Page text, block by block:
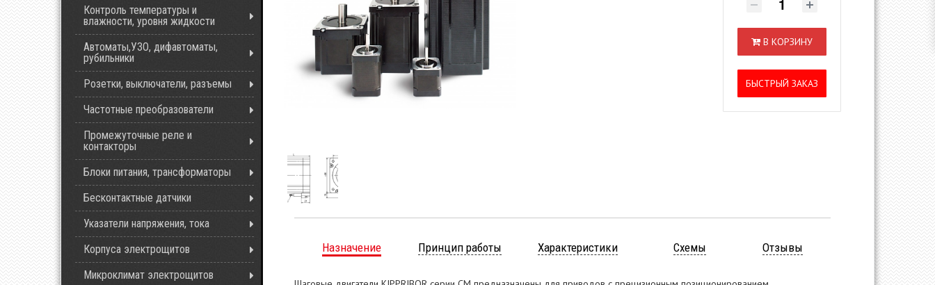
Контроль температуры и
влажности, уровня жидкости
Автоматы,УЗО, дифавтоматы,
рубильники
Розетки, выключатели, разъемы
Частотные преобразователи
Промежуточные реле и
контакторы
Блоки питания, трансформаторы
Бесконтактные датчики
Указатели напряжения, тока
Корпуса электрощитов
Микроклимат электрощитов
В КОРЗИНУ
БЫСТРЫЙ ЗАКАЗ
Назначение Принцип работы Характеристики Схемы Отзывы